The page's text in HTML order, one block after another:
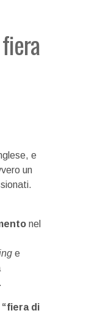
e
un
nel
e
di